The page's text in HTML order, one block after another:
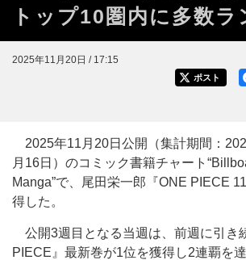
トップ10圏内に多数ラ
2025年11月20日 / 17:15
ポスト
2025年11月20日公開（集計期間：
月16日）のコミック書籍チャート
Manga”で、尾田栄一郎『ONE PIECE
得した。
公開3週目となる当週は、前週に引き
PIECE』最新巻が1位を獲得し2連覇を